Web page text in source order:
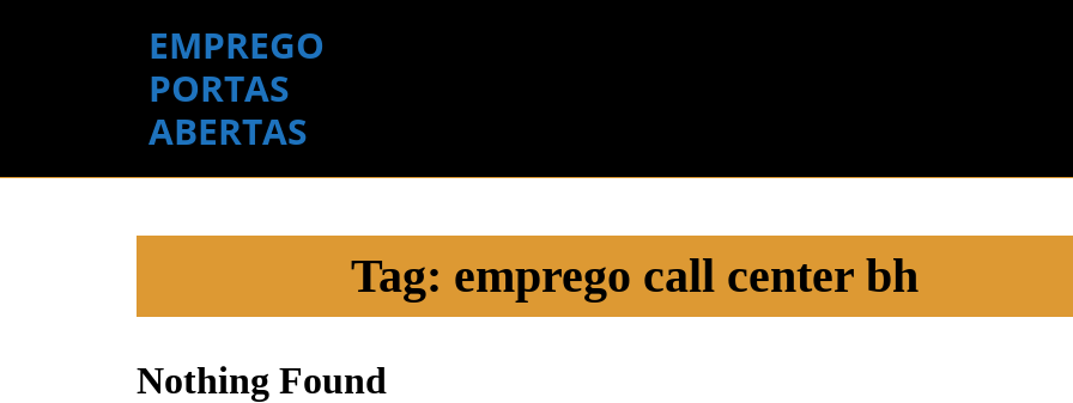
EMPREGO
PORTAS
ABERTAS
Tag: emprego call center bh
Nothing Found